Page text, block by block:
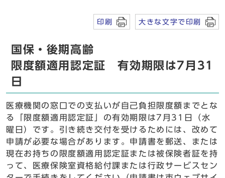
印刷 大きな文字で印刷
国保・後期高齢
限度額適用認定証 有効期限は7月31
日
医療機関の窓口での支払いが自己負担限度額までとな
る「限度額適用認定証」の有効期限は7月31日（水
曜日）です。引き続き交付を受けるためには、改めて
申請が必要な場合があります。申請書を郵送、または
現在お持ちの限度額適用認定証または被保険者証を持
って、医療保険室資格給付課または行政サービスセン